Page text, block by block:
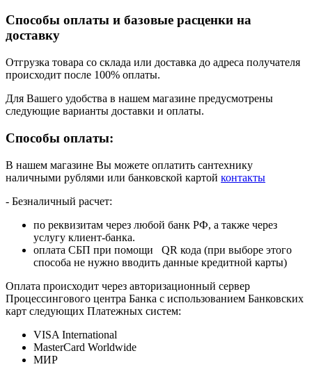
Способы оплаты и базовые расценки на
доставку
Отгрузка товара со склада или доставка до адреса получателя
происходит после 100% оплаты.
Для Вашего удобства в нашем магазине предусмотрены
следующие варианты доставки и оплаты.
Способы оплаты:
В нашем магазине Вы можете оплатить сантехнику
наличными рублями или банковской картой контакты
- Безналичный расчет:
по реквизитам через любой банк РФ, а также через
услугу клиент-банка.
оплата СБП при помощи QR кода (при выборе этого
способа не нужно вводить данные кредитной карты)
Оплата происходит через авторизационный сервер
Процессингового центра Банка с использованием Банковских
карт следующих Платежных систем:
VISA International
MasterCard Worldwide
МИР